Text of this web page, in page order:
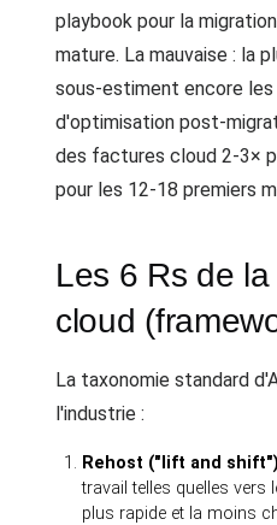
playbook pour la
mature. La mauvaise : la
sous-estiment encore
d'optimisation post-
des factures cloud 2-3×
pour les 12-18 premiers
Les 6 Rs de
cloud
La taxonomie standard
l'industrie :
Rehost ("lift and shift")
travail telles quelles vers
plus rapide et la moins